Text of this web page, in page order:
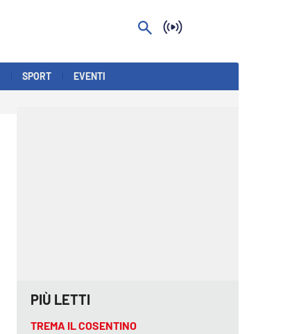
SPORT EVENTI
PIÙ LETTI
TREMA IL COSENTINO